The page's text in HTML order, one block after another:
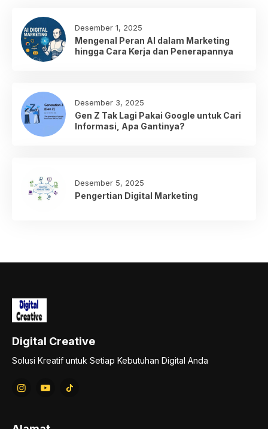
Desember 1, 2025
Mengenal Peran AI dalam Marketing
hingga Cara Kerja dan Penerapannya
Desember 3, 2025
Gen Z Tak Lagi Pakai Google untuk Cari
Informasi, Apa Gantinya?
Desember 5, 2025
Pengertian Digital Marketing
Digital Creative
Solusi Kreatif untuk Setiap Kebutuhan Digital Anda